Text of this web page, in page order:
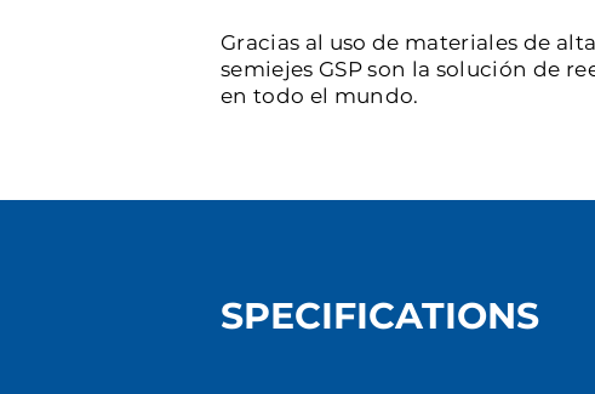
Gracias al uso de materiales de
semiejes GSP son la solución de
en todo el mundo.
SPECIFICATIONS